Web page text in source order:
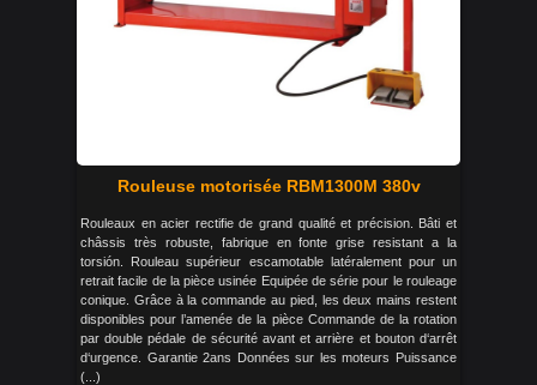
Rouleuse motorisée RBM1300M 380v
Rouleaux en acier rectifie de grand qualité et précision. Bâti et
châssis très robuste, fabrique en fonte grise resistant a la
torsión. Rouleau supérieur escamotable latéralement pour un
retrait facile de la pièce usinée Equipée de série pour le rouleage
conique. Grâce à la commande au pied, les deux mains restent
disponibles pour l’amenée de la pièce Commande de la rotation
par double pédale de sécurité avant et arrière et bouton d‘arrêt
d‘urgence. Garantie 2ans Données sur les moteurs Puissance
(...)